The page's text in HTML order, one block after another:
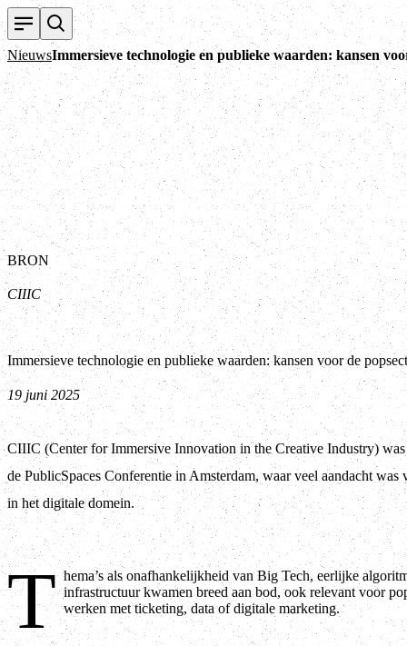
NieuwsImmersieve technologie en publieke waarden: kansen
BRON
CIIIC
Immersieve technologie en publieke waarden: kansen voor de
19 juni 2025
CIIIC (Center for Immersive Innovation in the Creative Industry)
de PublicSpaces Conferentie in Amsterdam, waar veel aandacht was
in het digitale domein.
T hema’s als onafhankelijkheid van Big Tech, eerlijke
infrastructuur kwamen breed aan bod, ook relevant voor poppodia en
werken met ticketing, data of digitale marketing.